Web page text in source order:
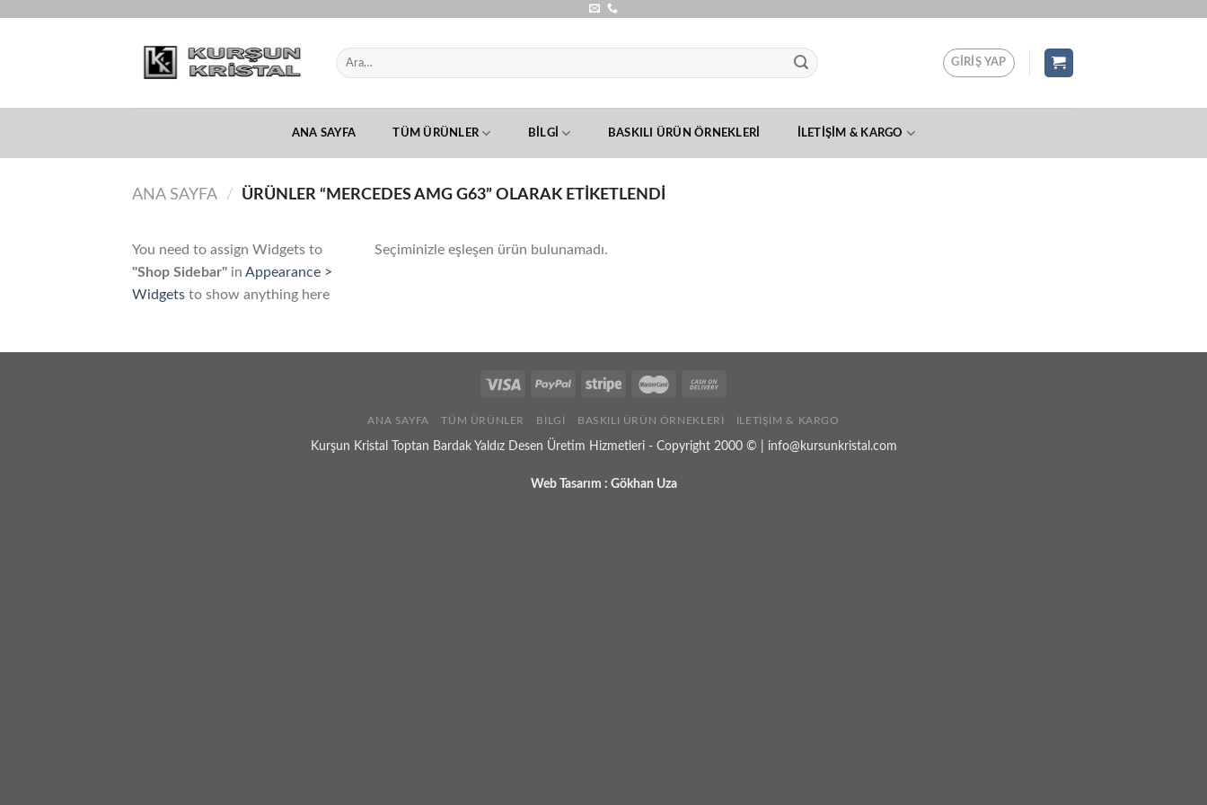
GIRIŞ YAP
ANA SAYFA TÜM ÜRÜNLER BILGI BASKILI ÜRÜN ÖRNEKLERI İLETIŞIM & KARGO
ANA SAYFA / ÜRÜNLER “MERCEDES AMG G63” OLARAK ETIKETLENDI
You need to assign Widgets to
"Shop Sidebar" in Appearance >
Widgets to show anything here
Seçiminizle eşleşen ürün bulunamadı.
ANA SAYFA TÜM ÜRÜNLER BILGI BASKILI ÜRÜN ÖRNEKLERI İLETIŞIM & KARGO
Kurşun Kristal Toptan Bardak Yaldız Desen Üretim Hizmetleri - Copyright 2000 © | info@kursunkristal.com
Web Tasarım : Gökhan Uza